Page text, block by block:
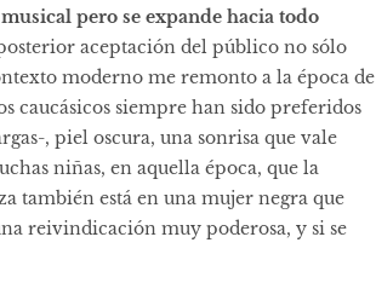
pero se expande hacia todo
aceptación del público no sólo
moderno me remonto a la época de
caucásicos siempre han sido preferidos
, piel oscura, una sonrisa que vale
niñas, en aquella época, que la
también está en una mujer negra que
reivindicación muy poderosa, y si se